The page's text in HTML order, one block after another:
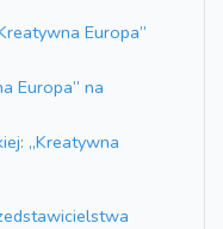
Europa”
Europa” na
„Kreatywna